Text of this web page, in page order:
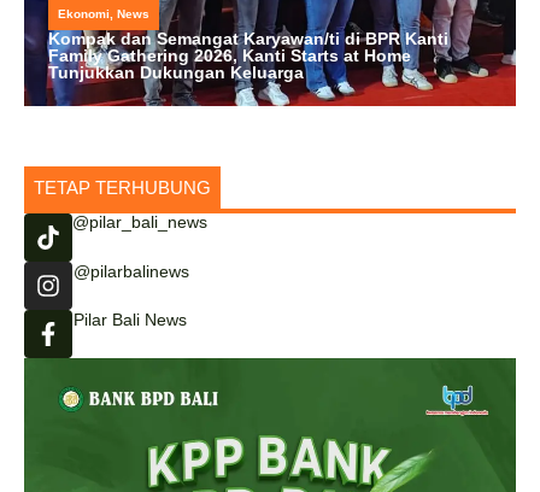
Ekonomi, News
Kompak dan Semangat Karyawan/ti di BPR Kanti
Family Gathering 2026, Kanti Starts at Home
Tunjukkan Dukungan Keluarga
TETAP TERHUBUNG
@pilar_bali_news
@pilarbalinews
Pilar Bali News